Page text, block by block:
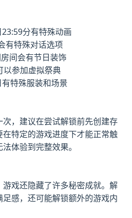
分有特殊动画
有特殊对话选项
间会有节日装饰
以参加虚拟祭典
特殊服装和场景
，建议在尝试解锁前先创建存
特定的游戏进度下才能正常触
体验到完整效果。
戏还隐藏了许多秘密成就。解
感，还可能解锁额外的游戏内